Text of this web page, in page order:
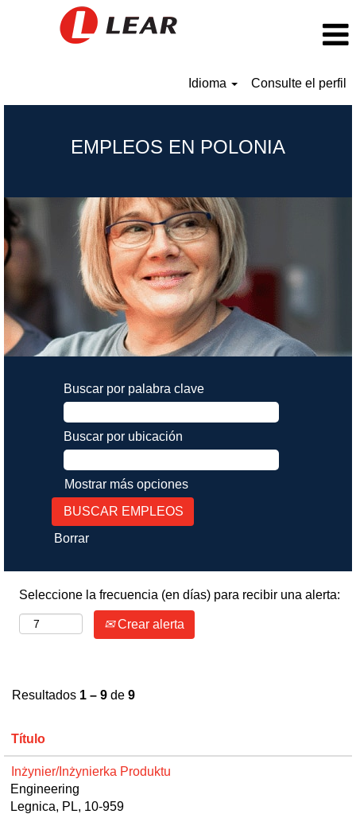
Idioma Consulte el perfil
EMPLEOS EN POLONIA
Buscar por palabra clave
Buscar por ubicación
Mostrar más opciones
Borrar
Seleccione la frecuencia (en días) para recibir una alerta:
Crear alerta
Resultados 1 – 9 de 9
Título
Inżynier/Inżynierka Produktu
Engineering
Legnica, PL, 10-959